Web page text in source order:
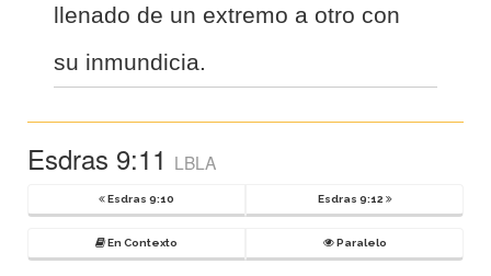
llenado de un extremo a otro con
su inmundicia.
Esdras 9:11 LBLA
Esdras 9:10 Esdras 9:12
En Contexto Paralelo